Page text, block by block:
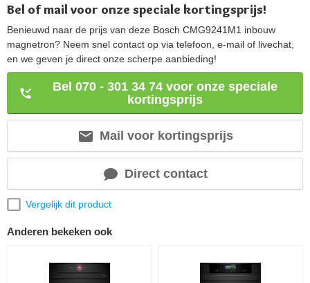
Bel of mail voor onze speciale kortingsprijs!
Benieuwd naar de prijs van deze Bosch CMG9241M1 inbouw
magnetron? Neem snel contact op via telefoon, e-mail of livechat,
en we geven je direct onze scherpe aanbieding!
Bel 070 - 301 34 74 voor onze speciale
kortingsprijs
Mail voor kortingsprijs
Direct contact
Vergelijk dit product
Anderen bekeken ook